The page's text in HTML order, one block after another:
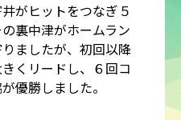
がヒットをつなぎ５
裏中津がホームラン
ましたが、初回以降
くリードし、６回コ
優勝しました。